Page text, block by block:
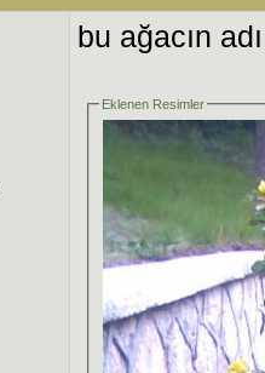
bu ağacın
Eklenen Resimler